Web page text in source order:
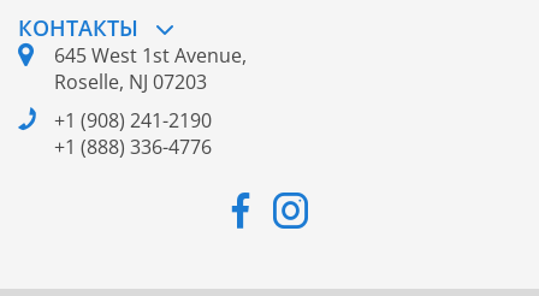
КОНТАКТЫ
645 West 1st Avenue,
Roselle, NJ 07203
+1 (908) 241-2190
+1 (888) 336-4776